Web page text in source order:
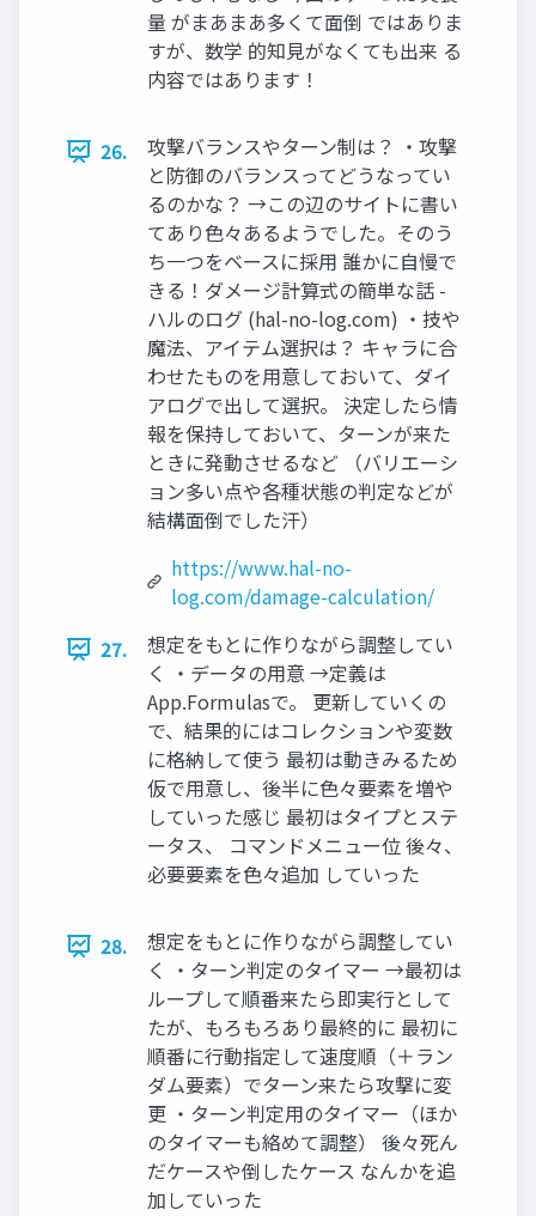
量 がまあまあ多くて面倒 ではありま
すが、数学 的知見がなくても出来 る
内容ではあります！
26.
攻撃バランスやターン制は？ ・攻撃
と防御のバランスってどうなってい
るのかな？ →この辺のサイトに書い
てあり色々あるようでした。そのう
ち一つをベースに採用 誰かに自慢で
きる！ダメージ計算式の簡単な話 -
ハルのログ (hal-no-log.com) ・技や
魔法、アイテム選択は？ キャラに合
わせたものを用意しておいて、ダイ
アログで出して選択。 決定したら情
報を保持しておいて、ターンが来た
ときに発動させるなど （バリエーシ
ョン多い点や各種状態の判定などが
結構面倒でした汗）
https://www.hal-no-
log.com/damage-calculation/
27.
想定をもとに作りながら調整してい
く ・データの用意 →定義は
App.Formulasで。 更新していくの
で、結果的にはコレクションや変数
に格納して使う 最初は動きみるため
仮で用意し、後半に色々要素を増や
していった感じ 最初はタイプとステ
ータス、 コマンドメニュー位 後々、
必要要素を色々追加 していった
28.
想定をもとに作りながら調整してい
く ・ターン判定のタイマー →最初は
ループして順番来たら即実行として
たが、もろもろあり最終的に 最初に
順番に行動指定して速度順（＋ラン
ダム要素）でターン来たら攻撃に変
更 ・ターン判定用のタイマー（ほか
のタイマーも絡めて調整） 後々死ん
だケースや倒したケース なんかを追
加していった